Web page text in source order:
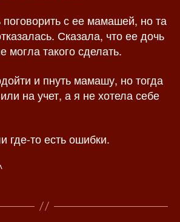
с ее мамашей, но та
Сказала, что ее дочь
могла такого сделать.
и пнуть мамашу, но тогда
на учет, а я не хотела себе
где-то есть ошибки.